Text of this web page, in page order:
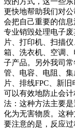
更快地帮助我们对
会把自己重要的信
专业销毁处理电子
片、打印机、扫描
箱、洗衣机、空调
子产品。另外我司
管、电容、电阻、
片、排线FPC、新
可以有效地防止会
法：这种方法主要
化为无害物质。这
要注意的是，反应